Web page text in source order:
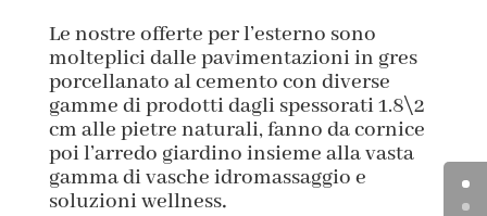
Le nostre offerte per l’esterno sono
molteplici dalle pavimentazioni in gres
porcellanato al cemento con diverse
gamme di prodotti dagli spessorati 1.8\2
cm alle pietre naturali, fanno da cornice
poi l’arredo giardino insieme alla vasta
gamma di vasche idromassaggio e
soluzioni wellness.